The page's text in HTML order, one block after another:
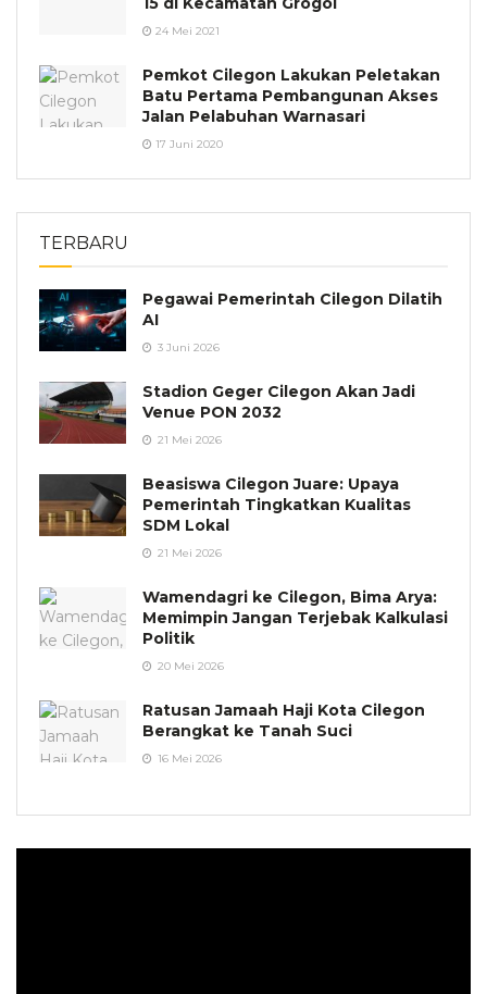
24 Mei 2021
Pemkot Cilegon Lakukan Peletakan
Batu Pertama Pembangunan Akses
Jalan Pelabuhan Warnasari
17 Juni 2020
TERBARU
Pegawai Pemerintah Cilegon Dilatih
AI
3 Juni 2026
Stadion Geger Cilegon Akan Jadi
Venue PON 2032
21 Mei 2026
Beasiswa Cilegon Juare: Upaya
Pemerintah Tingkatkan Kualitas
SDM Lokal
21 Mei 2026
Wamendagri ke Cilegon, Bima Arya:
Memimpin Jangan Terjebak Kalkulasi
Politik
20 Mei 2026
Ratusan Jamaah Haji Kota Cilegon
Berangkat ke Tanah Suci
16 Mei 2026